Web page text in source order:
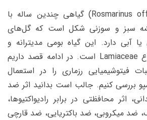
گیاهی چندین ساله با
سبز و سوزنی‌ شکل است که گل‌های
آبی دارد. این گیاه بومی مدیترانه و
Lamiaceae است. در ادامه قصد داریم
فیتوشیمیایی رزماری را در استعمال
بررسی کنیم. جالب است بدانید اثر ضد
اثر محافظتی در برابر رادیواکتیوها،
ضد میکروبی، ضد باکتریایی، ضد قارچی